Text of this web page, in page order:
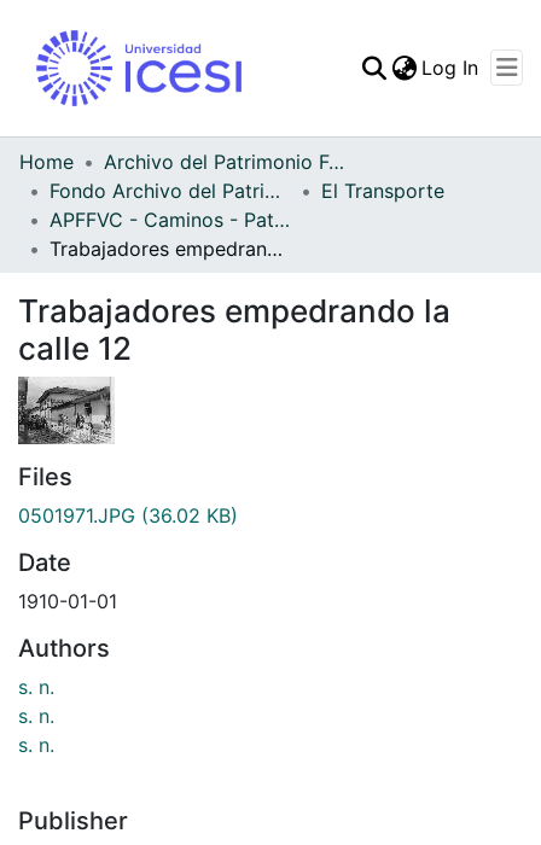
Statistics
Log In
Home
Archivo del Patrimonio Fotográfico y Fílmico del Valle del Cauca
Fondo Archivo del Patrimonio Fotográfico y Fílmico del Valle del Cauca
El Transporte
APFFVC - Caminos - Patrimonial
Trabajadores empedrando la calle 12
Trabajadores empedrando la
calle 12
Files
0501971.JPG (36.02 KB)
Date
1910-01-01
Authors
s. n.
s. n.
s. n.
Publisher